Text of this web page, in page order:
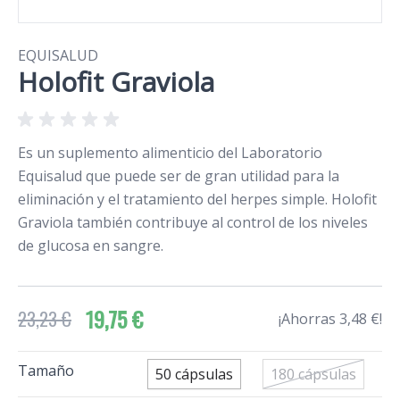
EQUISALUD
Holofit Graviola
Es un suplemento alimenticio del Laboratorio
Equisalud que puede ser de gran utilidad para la
eliminación y el tratamiento del herpes simple. Holofit
Graviola también contribuye al control de los niveles
de glucosa en sangre.
23,23 € 19,75 € ¡Ahorras 3,48 €!
Tamaño 50 cápsulas 180 cápsulas